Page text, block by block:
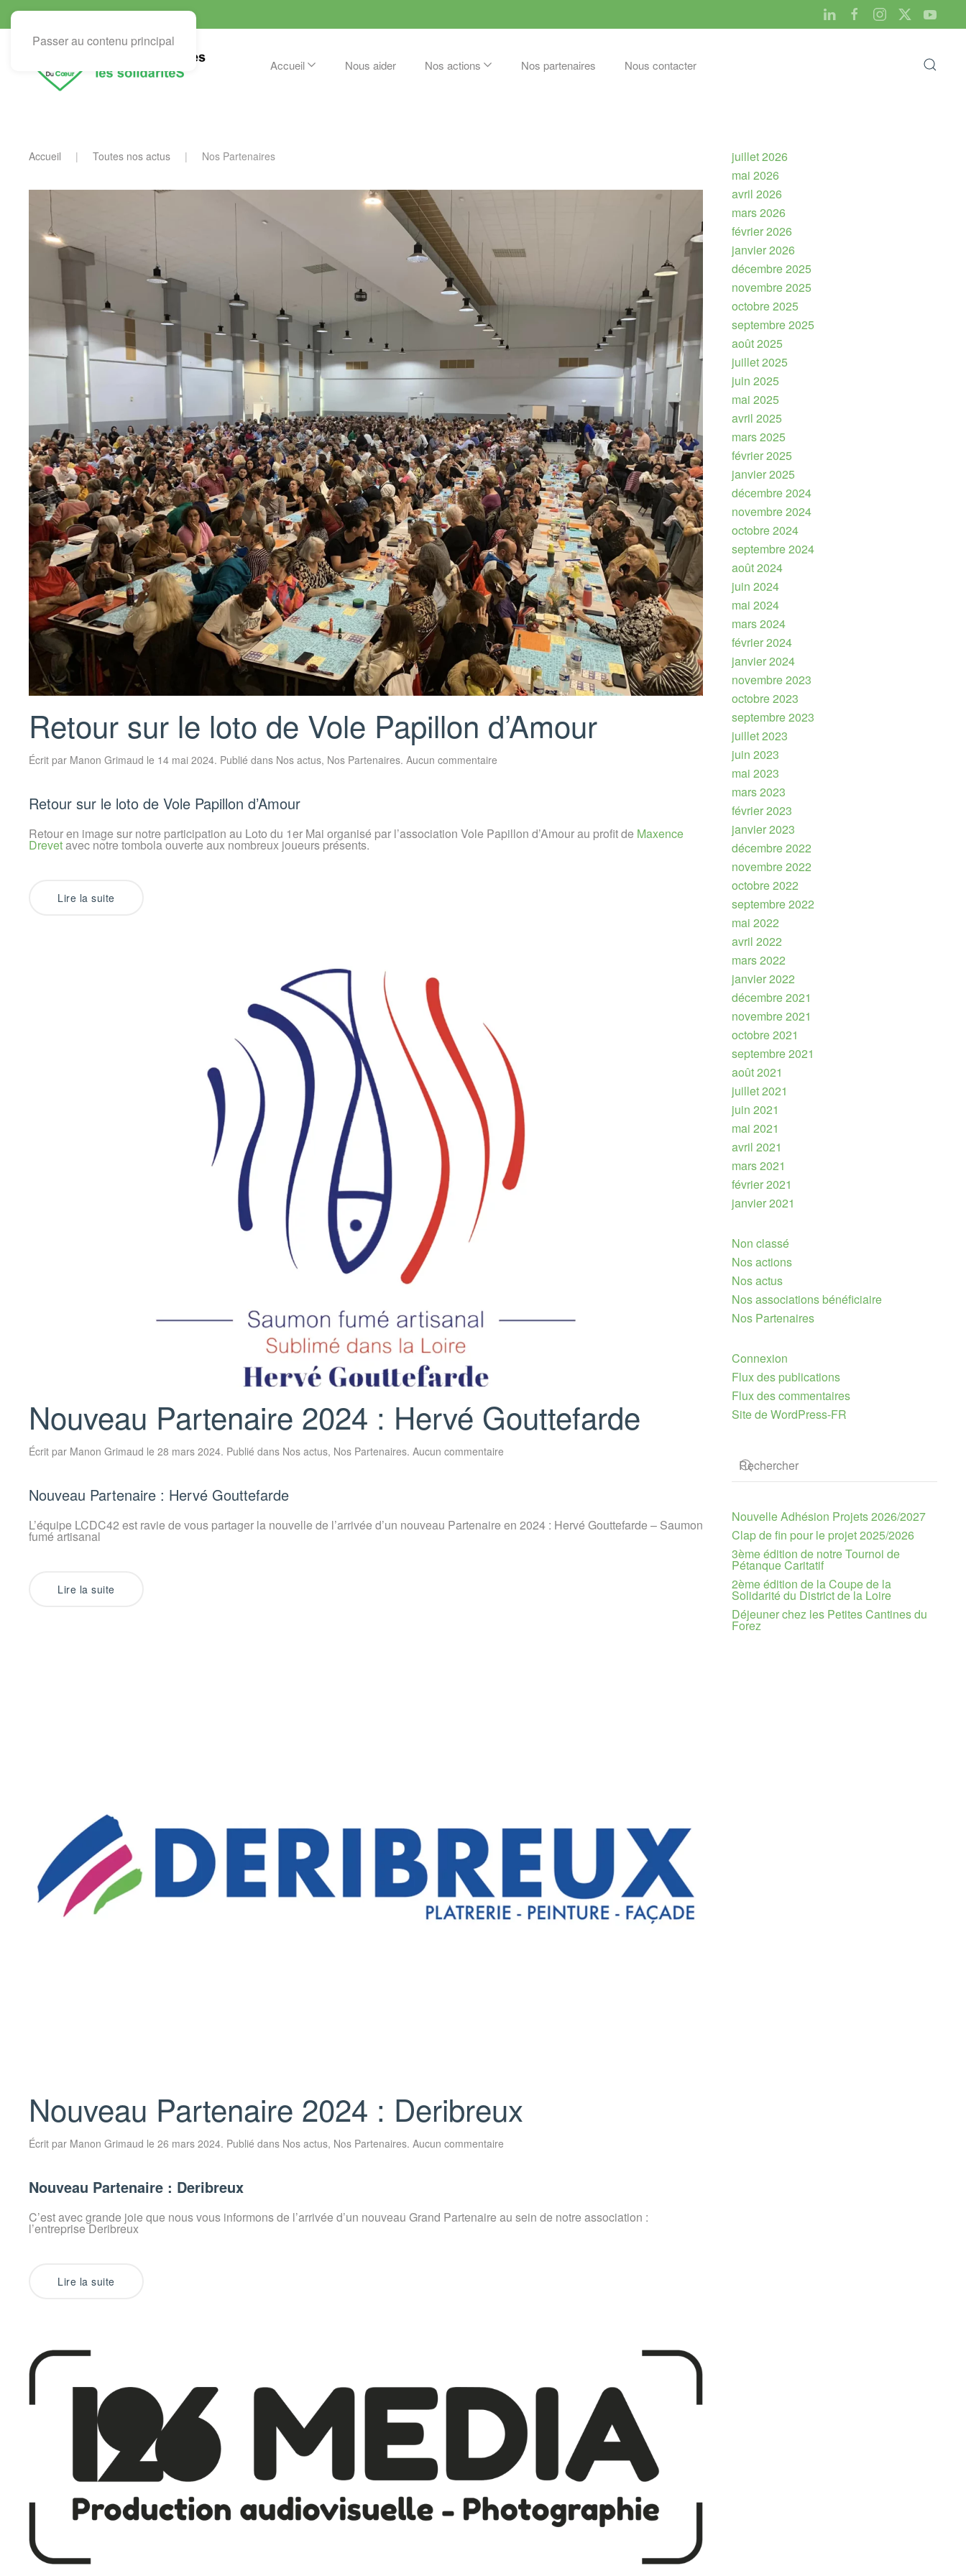
Passer au contenu principal
Accueil Nous aider Nos actions Nos partenaires Nous contacter
Accueil Toutes nos actus Nos Partenaires
Retour sur le loto de Vole Papillon d’Amour
Écrit par Manon Grimaud le 14 mai 2024. Publié dans Nos actus, Nos Partenaires. Aucun commentaire
Papillon
d’Amour
Retour sur le loto de Vole Papillon d’Amour
Retour en image sur notre participation au Loto du 1er Mai organisé par l’association Vole Papillon d’Amour au profit de Maxence
Drevetavec notre tombola ouverte aux nombreux joueurs présents.
Lire la suite
Nouveau Partenaire 2024 : Hervé Gouttefarde
Écrit par Manon Grimaud le 28 mars 2024. Publié dans Nos actus, Nos Partenaires. Aucun commentaire
Nouveau Partenaire : Hervé Gouttefarde
L’équipe LCDC42 est ravie de vous partager la nouvelle de l’arrivée d’un nouveau Partenaire en 2024 : Hervé Gouttefarde – Saumon
fumé artisanal
Lire la suite
Nouveau Partenaire 2024 : Deribreux
Écrit par Manon Grimaud le 26 mars 2024. Publié dans Nos actus, Nos Partenaires. Aucun commentaire
Nouveau Partenaire : Deribreux
C’est avec grande joie que nous vous informons de l’arrivée d’un nouveau Grand Partenaire au sein de notre association :
l’entreprise Deribreux
Lire la suite
juillet 2026
mai 2026
avril 2026
mars 2026
février 2026
janvier 2026
décembre 2025
novembre 2025
octobre 2025
septembre 2025
août 2025
juillet 2025
juin 2025
mai 2025
avril 2025
mars 2025
février 2025
janvier 2025
décembre 2024
novembre 2024
octobre 2024
septembre 2024
août 2024
juin 2024
mai 2024
mars 2024
février 2024
janvier 2024
novembre 2023
octobre 2023
septembre 2023
juillet 2023
juin 2023
mai 2023
mars 2023
février 2023
janvier 2023
décembre 2022
novembre 2022
octobre 2022
septembre 2022
mai 2022
avril 2022
mars 2022
janvier 2022
décembre 2021
novembre 2021
octobre 2021
septembre 2021
août 2021
juillet 2021
juin 2021
mai 2021
avril 2021
mars 2021
février 2021
janvier 2021
Non classé
Nos actions
Nos actus
Nos associations bénéficiaire
Nos Partenaires
Connexion
Flux des publications
Flux des commentaires
Site de WordPress-FR
Nouvelle Adhésion Projets 2026/2027
Clap de fin pour le projet 2025/2026
3ème édition de notre Tournoi de
Pétanque Caritatif
2ème édition de la Coupe de la
Solidarité du District de la Loire
Déjeuner chez les Petites Cantines du
Forez